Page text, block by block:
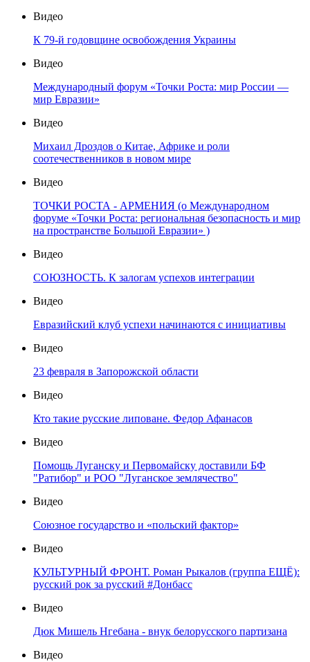
Видео
К 79-й годовщине освобождения Украины
Видео
Международный форум «Точки Роста: мир России —
мир Евразии»
Видео
Михаил Дроздов о Китае, Африке и роли
соотечественников в новом мире
Видео
ТОЧКИ РОСТА - АРМЕНИЯ (о Международном
форуме «Точки Роста: региональная безопасность и мир
на пространстве Большой Евразии» )
Видео
СОЮЗНОСТЬ. К залогам успехов интеграции
Видео
Евразийский клуб успехи начинаются с инициативы
Видео
23 февраля в Запорожской области
Видео
Кто такие русские липоване. Федор Афанасов
Видео
Помощь Луганску и Первомайску доставили БФ
"Ратибор" и РОО "Луганское землячество"
Видео
Союзное государство и «польский фактор»
Видео
КУЛЬТУРНЫЙ ФРОНТ. Роман Рыкалов (группа ЕЩЁ):
русский рок за русский #Донбасс
Видео
Дюк Мишель Нгебана - внук белорусского партизана
Видео